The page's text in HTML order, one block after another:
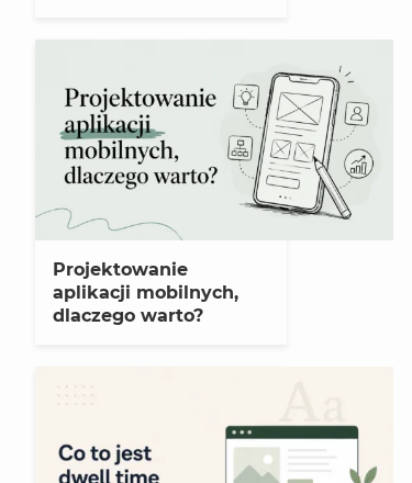
Projektowanie
aplikacji mobilnych,
dlaczego warto?